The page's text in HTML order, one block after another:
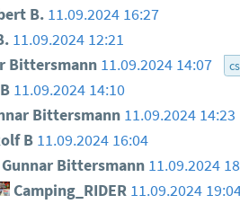
B. 11.09.2024 16:27
11.09.2024 12:21
Bittersmann 11.09.2024 14:07
11.09.2024 14:10
Bittersmann 11.09.2024 14:23
B 11.09.2024 16:04
Bittersmann 11.09.2024
Camping_RIDER 11.09.2024